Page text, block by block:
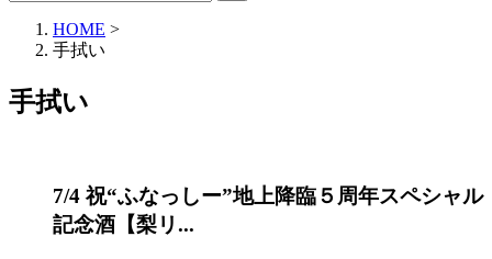
HOME >
手拭い
手拭い
7/4 祝“ふなっしー”地上降臨５周年スペシャル
記念酒【梨リ...